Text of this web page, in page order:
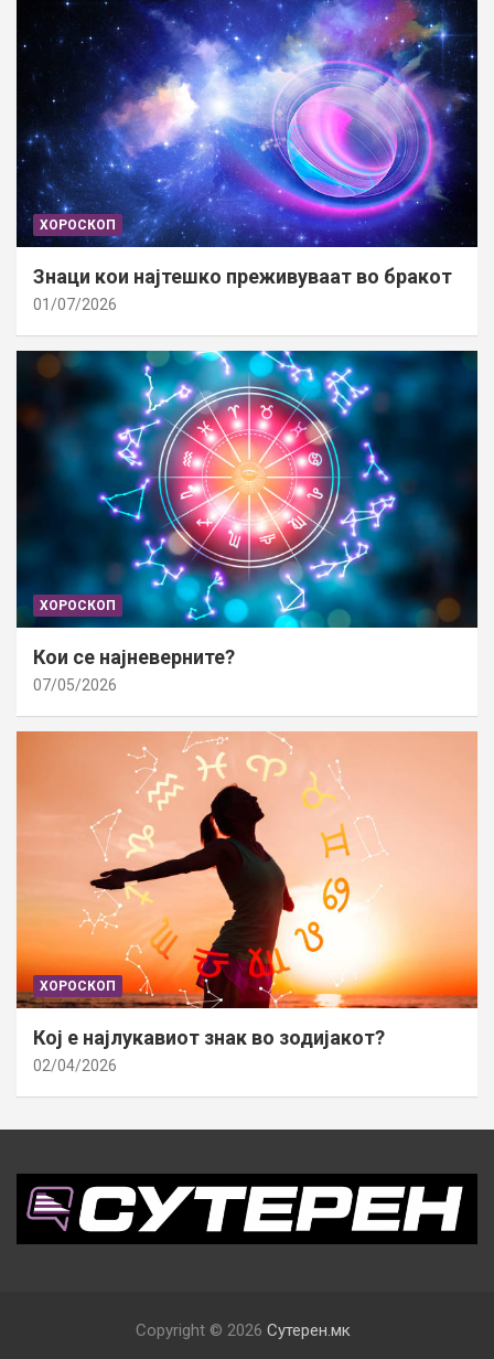
ХОРОСКОП
Знаци кои најтешко преживуваат во бракот
01/07/2026
ХОРОСКОП
Кои се најневерните?
07/05/2026
ХОРОСКОП
Кој е најлукавиот знак во зодијакот?
02/04/2026
Copyright © 2026 Сутерен.мк